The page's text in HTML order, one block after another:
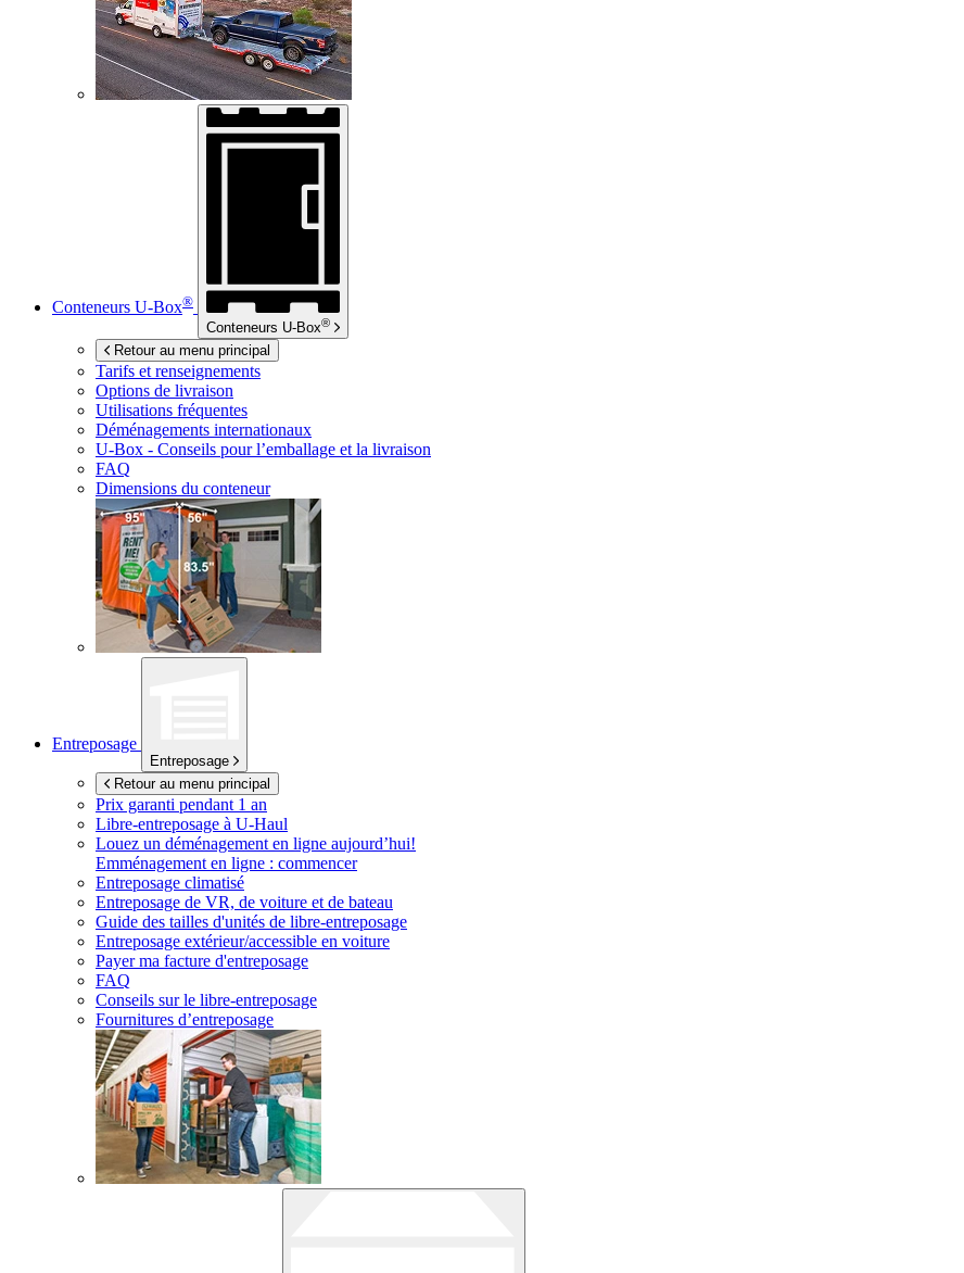
Conteneurs U-Box®
Conteneurs U-Box®
Retour au menu principal
Tarifs et renseignements
Options de livraison
Utilisations fréquentes
Déménagements internationaux
U-Box - Conseils pour l’emballage et la livraison
FAQ
Dimensions du conteneur
Entreposage
Entreposage
Retour au menu principal
Prix garanti pendant 1 an
Libre-entreposage à U-Haul
Louez un déménagement en ligne aujourd’hui!
Emménagement en ligne : commencer
Entreposage climatisé
Entreposage de VR, de voiture et de bateau
Guide des tailles d'unités de libre-entreposage
Entreposage extérieur/accessible en voiture
Payer ma facture d'entreposage
FAQ
Conseils sur le libre-entreposage
Fournitures d’entreposage